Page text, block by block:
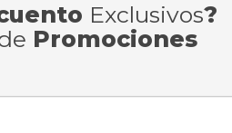
Exclusivos?
Promociones